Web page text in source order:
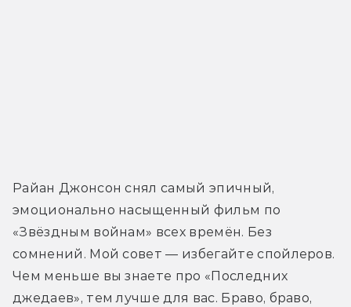
Райан Джонсон снял самый эпичный,
эмоционально насыщенный фильм по
«Звёздным войнам» всех времён. Без
сомнений. Мой совет — избегайте спойлеров.
Чем меньше вы знаете про «Последних
джедаев», тем лучше для вас. Браво, браво,